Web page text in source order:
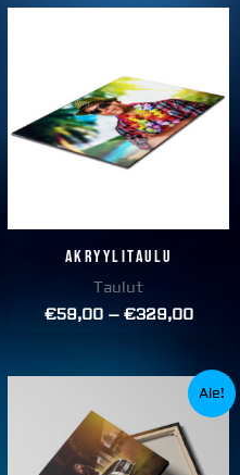
Akryylitaulu
Taulut
€59,00 – €329,00
Ale!
Alkuperäinen
oli:
€54,90.
hinta
on:
€49,00.